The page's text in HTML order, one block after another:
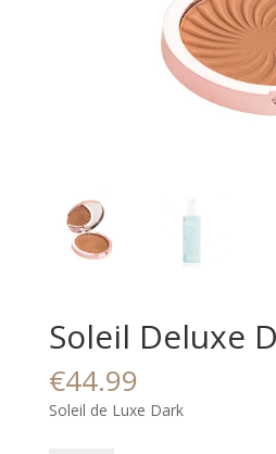
Soleil Deluxe
€44.99
Soleil de Luxe Dark